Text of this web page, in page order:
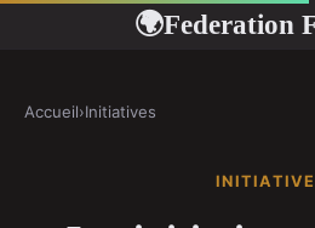
🌍Federation
Accueil›Initiatives